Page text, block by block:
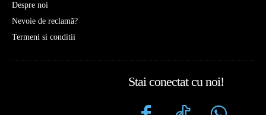
Despre noi
Nevoie de reclamă?
Termeni si conditii
Stai conectat cu noi!